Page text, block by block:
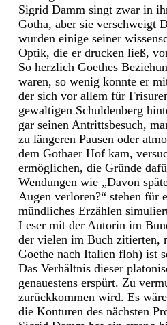
Sigrid Damm singt zwar in
Gotha, aber sie verschweigt
wurden einige seiner
Optik, die er drucken ließ,
So herzlich Goethes
waren, so wenig konnte er
der sich vor allem für
gewaltigen Schuldenberg
gar seinen Antrittsbesuch,
zu längeren Pausen oder
dem Gothaer Hof kam,
ermöglichen, die Gründe
Wendungen wie „Davon
Augen verloren?“ stehen
mündliches Erzählen
Leser mit der Autorin im
der vielen im Buch zitierten,
Goethe nach Italien floh) ist
Das Verhältnis dieser
genauestens erspürt. Zu
zurückkommen wird. Es
die Konturen des nächsten